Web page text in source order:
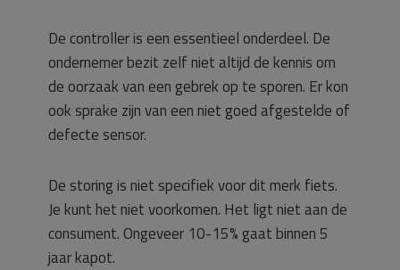
De controller is een essentieel onderdeel. De
ondernemer bezit zelf niet altijd de kennis om
de oorzaak van een gebrek op te sporen. Er kon
ook sprake zijn van een niet goed afgestelde of
defecte sensor.
De storing is niet specifiek voor dit merk fiets.
Je kunt het niet voorkomen. Het ligt niet aan de
consument. Ongeveer 10-15% gaat binnen 5
jaar kapot.